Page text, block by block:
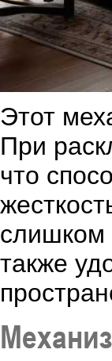
Этот
При
что
слишком
также